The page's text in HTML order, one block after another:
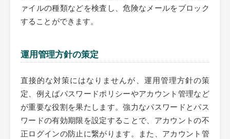
ァイルの種類などを検査し、危険なメールをブロック
することができます。
運用管理方針の策定
直接的な対策にはなりませんが、運用管理方針の策
定、例えばパスワードポリシーやアカウント管理など
が重要な役割を果たします。強力なパスワードとパス
ワードの有効期限を設定することで、アカウントの不
正ログインの防止に繋がります。また、アカウント管